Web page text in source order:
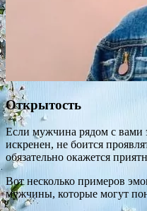
Открытость
Если мужчина рядом с вами
искренен, не боится
обязательно окажется
Вот несколько примеров
мужчины, которые могут